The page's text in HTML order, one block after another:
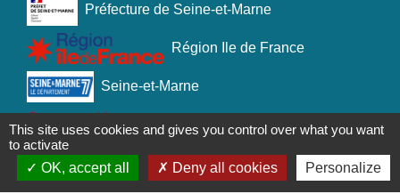
Préfecture de Seine-et-Marne
Région Ile de France
Seine-et-Marne
Plaines & Monts de France
(Communauté de Communes)
This site uses cookies and gives you control over what you want
to activate
OK, accept all
Deny all cookies Personalize